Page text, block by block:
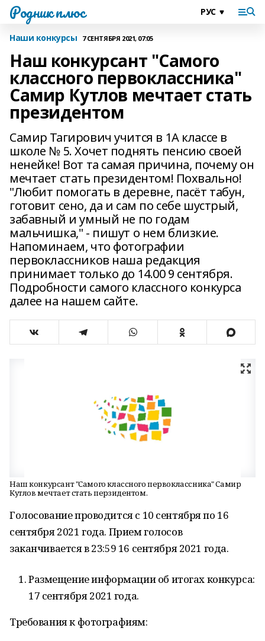
Родник плюс
Наши конкурсы 7 СЕНТЯБРЯ 2021, 07:05
Наш конкурсант "Самого
классного первоклассника"
Самир Кутлов мечтает стать
президентом
Самир Тагирович учится в 1А классе в
школе № 5. Хочет поднять пенсию своей
ненейке! Вот та самая причина, почему он
мечтает стать президентом! Похвально!
"Любит помогать в деревне, пасёт табун,
готовит сено, да и сам по себе шустрый,
забавный и умный не по годам
мальчишка," - пишут о нем близкие.
Напоминаем, что фотографии
первоклассников наша редакция
принимает только до 14.00 9 сентября.
Подробности самого классного конкурса
далее на нашем сайте.
Наш конкурсант "Самого классного первоклассника" Самир
Кутлов мечтает стать перзидентом.
Голосование проводится с 10 сентября по 16
сентября 2021 года. Прием голосов
заканчивается в 23:59 16 сентября 2021 года.
Размещение информации об итогах конкурса:
17 сентября 2021 года.
Требования к фотографиям: